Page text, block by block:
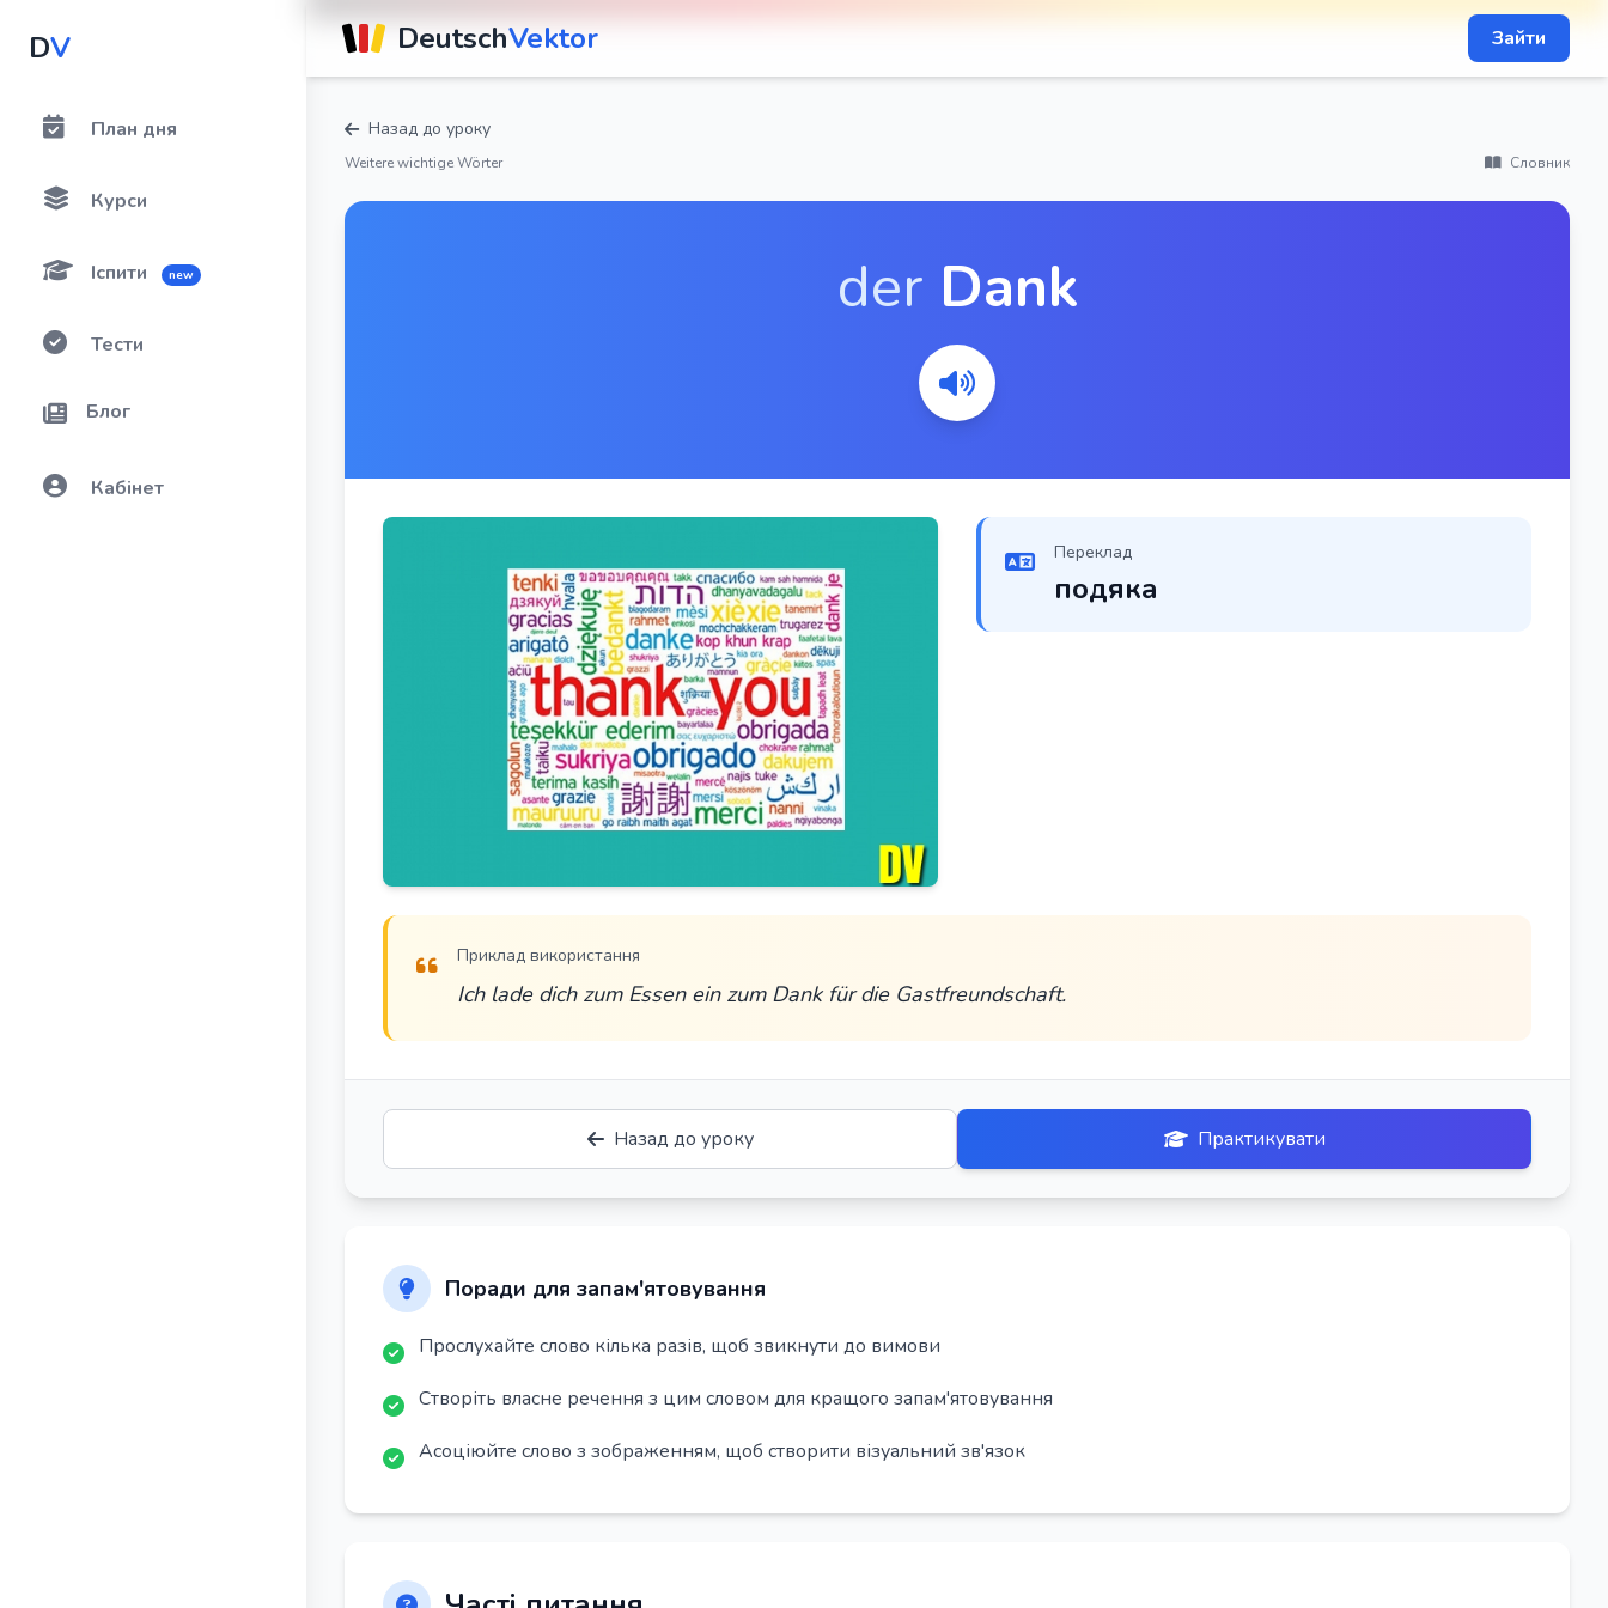
DV
План дня
Курси
Іспити new
Тести
Блог
Кабінет
DeutschVektor Зайти
Назад до уроку
Weitere wichtige Wörter Словник
der Dank
Переклад
подяка
Приклад використання
Ich lade dich zum Essen ein zum Dank für die Gastfreundschaft.
Назад до уроку Практикувати
Поради для запам'ятовування
Прослухайте слово кілька разів, щоб звикнути до вимови
Створіть власне речення з цим словом для кращого запам'ятовування
Асоціюйте слово з зображенням, щоб створити візуальний зв'язок